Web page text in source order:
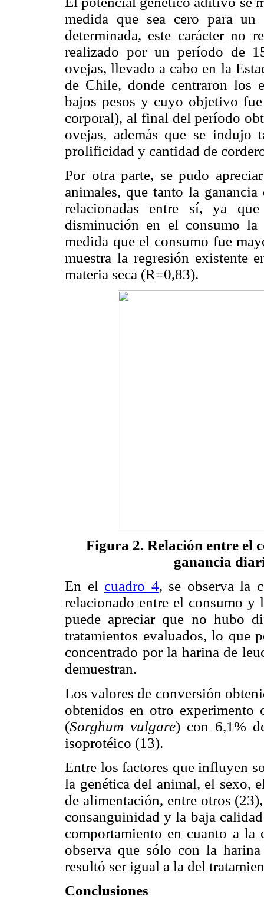
medida que sea cero para un
determinada, este carácter no
realizado por un período de
ovejas, llevado a cabo en la
de Chile, donde centraron los
bajos pesos y cuyo objetivo
corporal), al final del período
ovejas, además que se indujo
prolificidad y cantidad de
Por otra parte, se pudo
animales, que tanto la
relacionadas entre sí, ya
disminución en el consumo
medida que el consumo fue
muestra la regresión existente
materia seca (R=0,83).
Figura 2. Relación entre el
ganancia
En el cuadro 4, se observa la
relacionado entre el consumo y
puede apreciar que no hubo
tratamientos evaluados, lo que
concentrado por la harina de
demuestran.
Los valores de conversión
obtenidos en otro
(Sorghum vulgare) con 6,1%
isoprotéico (13).
Entre los factores que influyen
la genética del animal, el sexo,
de alimentación, entre otros
consanguinidad y la baja
comportamiento en cuanto a la
observa que sólo con la
resultó ser igual a la del
Conclusiones